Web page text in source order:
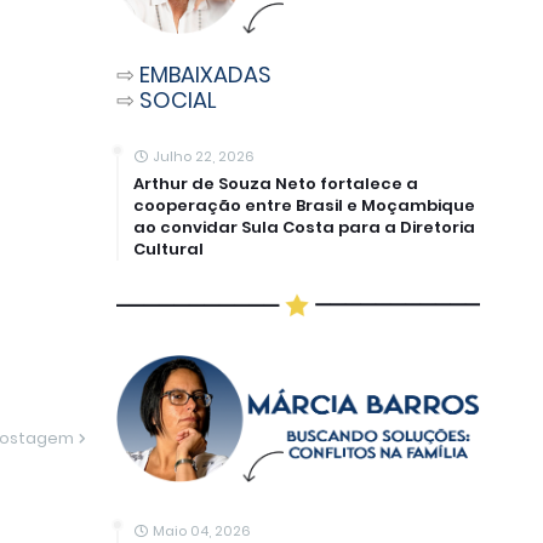
⇨ EMBAIXADAS
⇨ SOCIAL
Julho 22, 2026
Arthur de Souza Neto fortalece a
cooperação entre Brasil e Moçambique
ao convidar Sula Costa para a Diretoria
Cultural
Maio 04, 2026